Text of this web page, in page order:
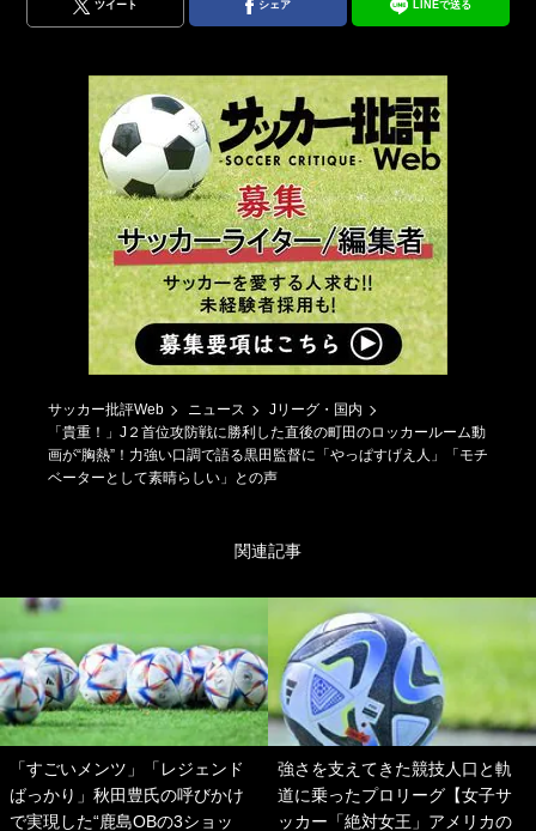
ツイート シェア LINEで送る
サッカー批評Web ニュース
Jリーグ・国内
「貴重！」J２首位攻防戦に勝利した直後の町田のロッカールーム動
画が“胸熱”！力強い口調で語る黒田監督に「やっぱすげえ人」「モチ
ベーターとして素晴らしい」との声
関連記事
「すごいメンツ」「レジェンド
ばっかり」秋田豊氏の呼びかけ
で実現した“鹿島OBの3ショッ
強さを支えてきた競技人口と軌
道に乗ったプロリーグ【女子サ
ッカー「絶対女王」アメリカの